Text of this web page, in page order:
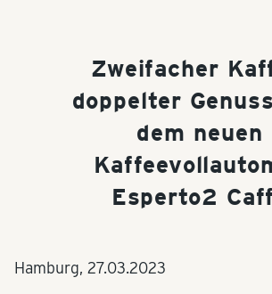
Zweifacher
doppelter
dem neuen
Esperto2
Hamburg, 27.03.2023